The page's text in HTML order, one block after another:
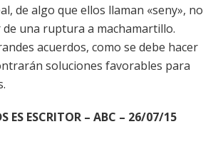
de algo que ellos llaman «seny», no
una ruptura a machamartillo.
acuerdos, como se debe hacer
soluciones favorables para
ES ESCRITOR – ABC – 26/07/15